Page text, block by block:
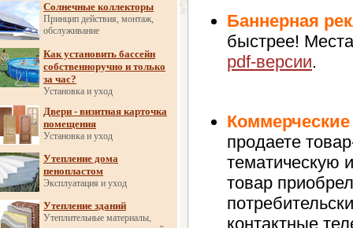
Солнечные коллекторы
Принцип действия, монтаж,
обслуживание
Как установить бассейн
собственноручно и только
за час?
Установка и уход
Двери - визитная карточка
помещения
Установка и уход
Утепление дома
пенопластом
Эксплуатация и уход
Утепление зданий
Утеплительные материалы,
Баннерная
быстрее!
pdf-версии.
Коммерческие
продаете
тематическую
товар
контактные